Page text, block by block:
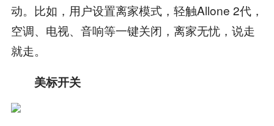
动。比如，用户设置离家模式，轻触Allone 2代，
空调、电视、音响等一键关闭，离家无忧，说走
就走。
美标开关